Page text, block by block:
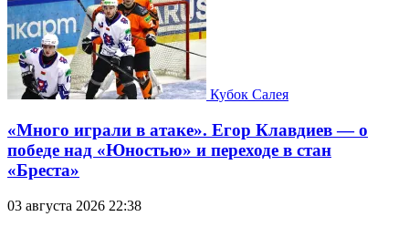
Кубок Салея
«Много играли в атаке». Егор Клавдиев — о
победе над «Юностью» и переходе в стан
«Бреста»
03 августа 2026 22:38